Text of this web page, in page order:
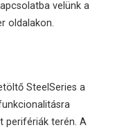
velünk a
oldalakon.
SteelSeries a
perifériák terén. A